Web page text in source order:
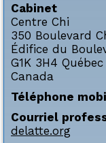
Cabinet
Centre Chi
350 Boulevard
Édifice du
G1K 3H4 Québec
Canada
Téléphone
Courriel
delatte.org